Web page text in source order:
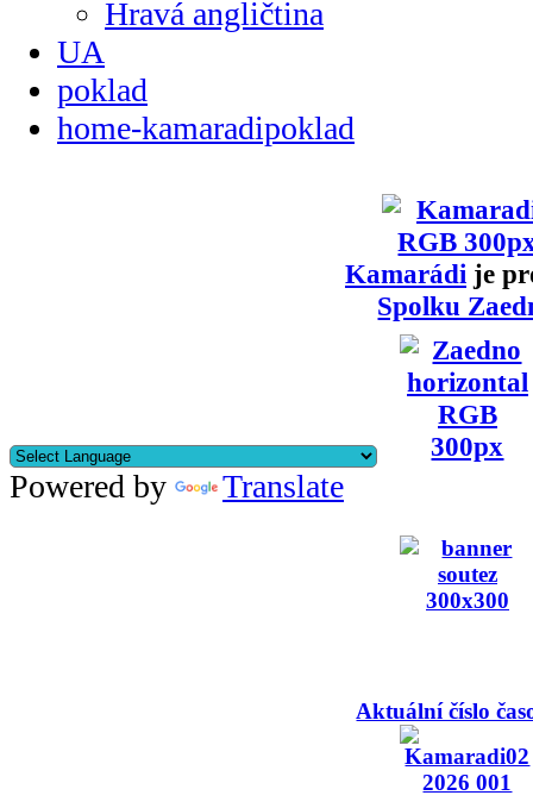
Hravá angličtina
UA
poklad
home-kamaradipoklad
Kamarádi je
Spolku
Powered by Translate
Aktuální číslo